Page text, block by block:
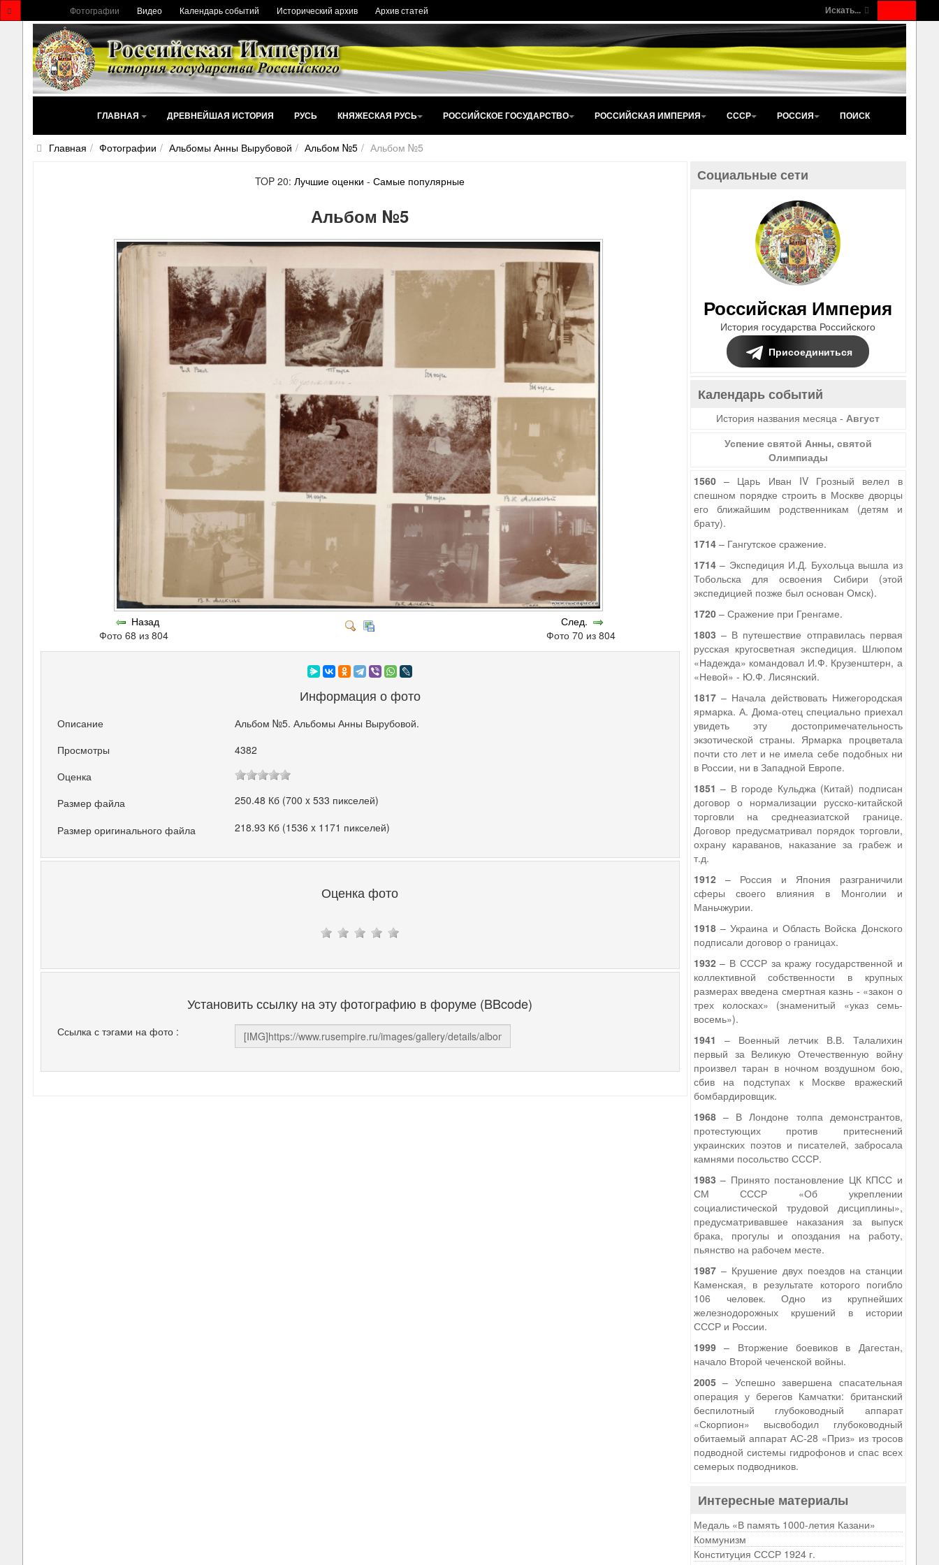
Искать...
Фотографии Видео Календарь событий Исторический архив Архив статей
ГЛАВНАЯ ДРЕВНЕЙШАЯ ИСТОРИЯ РУСЬ КНЯЖЕСКАЯ РУСЬ РОССИЙСКОЕ ГОСУДАРСТВО РОССИЙСКАЯ ИМПЕРИЯ СССР РОССИЯ ПОИСК
Главная Фотографии Альбомы Анны Вырубовой Альбом №5 Альбом №5
TOP 20:Лучшие оценки -Самые популярные
Альбом №5
Назад
Фото 68 из 804
След.
Фото 70 из 804
Информация о фото
Описание
Альбом №5. Альбомы Анны Вырубовой.
Просмотры
4382
Оценка
Размер файла
250.48 Кб (700 x 533 пикселей)
Размер оригинального файла 218.93 Кб (1536 x 1171 пикселей)
Оценка фото
Установить ссылку на эту фотографию в форуме (BBcode)
Ссылка с тэгами на фото :
Социальные сети
Российская Империя
История государства Российского
Присоединиться
Календарь событий
История названия месяца -Август
Успение святой Анны, святой
Олимпиады
1560– Царь Иван IV Грозный велел в
спешном порядке строить в Москве дворцы
его ближайшим родственникам (детям и
брату).
1714– Гангутское сражение.
1714– Экспедиция И.Д. Бухольца вышла из
Тобольска для освоения Сибири (этой
экспедицией позже был основан Омск).
1720– Сражение при Гренгаме.
1803 – В путешествие отправилась первая
русская кругосветная экспедиция. Шлюпом
«Надежда» командовал И.Ф. Крузенштерн, а
«Невой» - Ю.Ф. Лисянский.
1817– Начала действовать Нижегородская
ярмарка. А. Дюма-отец специально приехал
увидеть эту достопримечательность
экзотической страны. Ярмарка процветала
почти сто лет и не имела себе подобных ни
в России, ни в Западной Европе.
1851 – В городе Кульджа (Китай) подписан
договор о нормализации русско-китайской
торговли на среднеазиатской границе.
Договор предусматривал порядок торговли,
охрану караванов, наказание за грабеж и
т.д.
1912– Россия и Япония разграничили
сферы своего влияния в Монголии и
Маньчжурии.
1918– Украина и Область Войска Донского
подписали договор о границах.
1932– В СССР за кражу государственной и
коллективной собственности в крупных
размерах введена смертная казнь - «закон о
трех колосках» (знаменитый «указ семь-
восемь»).
1941 – Военный летчик В.В. Талалихин
первый за Великую Отечественную войну
произвел таран в ночном воздушном бою,
сбив на подступах к Москве вражеский
бомбардировщик.
1968– В Лондоне толпа демонстрантов,
протестующих против притеснений
украинских поэтов и писателей, забросала
камнями посольство СССР.
1983 – Принято постановление ЦК КПСС и
СМ СССР «Об укреплении
социалистической трудовой дисциплины»,
предусматривавшее наказания за выпуск
брака, прогулы и опоздания на работу,
пьянство на рабочем месте.
1987– Крушение двух поездов на станции
Каменская, в результате которого погибло
106 человек. Одно из крупнейших
железнодорожных крушений в истории
СССР и России.
1999– Вторжение боевиков в Дагестан,
начало Второй чеченской войны.
2005– Успешно завершена спасательная
операция у берегов Камчатки: британский
беспилотный глубоководный аппарат
«Скорпион» высвободил глубоководный
обитаемый аппарат АС-28 «Приз» из тросов
подводной системы гидрофонов и спас всех
семерых подводников.
Интересные материалы
Медаль «В память 1000-летия Казани»
Коммунизм
Конституция СССР 1924 г.